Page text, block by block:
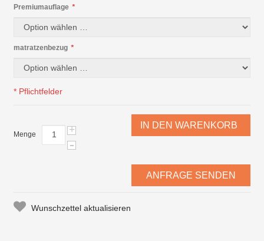
*
Premiumauflage
*
matratzenbezug
* Pflichtfelder
Menge +
-
IN DEN WARENKORB
ANFRAGE SENDEN
Wunschzettel aktualisieren